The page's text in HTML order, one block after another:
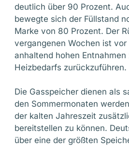
deutlich über 90 Prozent.
bewegte sich der Füllstand
Marke von 80 Prozent. Der
vergangenen Wochen ist vor
anhaltend hohen Entnahmen
Heizbedarfs zurückzuführen.
Die Gasspeicher dienen als
den Sommermonaten
der kalten Jahreszeit
bereitstellen zu können.
über eine der größten